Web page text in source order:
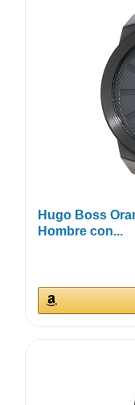
Hugo Boss
Hombre con...